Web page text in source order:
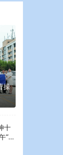
操
十
“拆